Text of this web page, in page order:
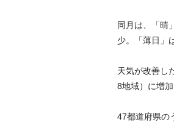
同月は、「晴
少。「薄日」
天気が改善し
8地域）に増加
47都道府県の